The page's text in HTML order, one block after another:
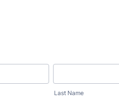
Last Name